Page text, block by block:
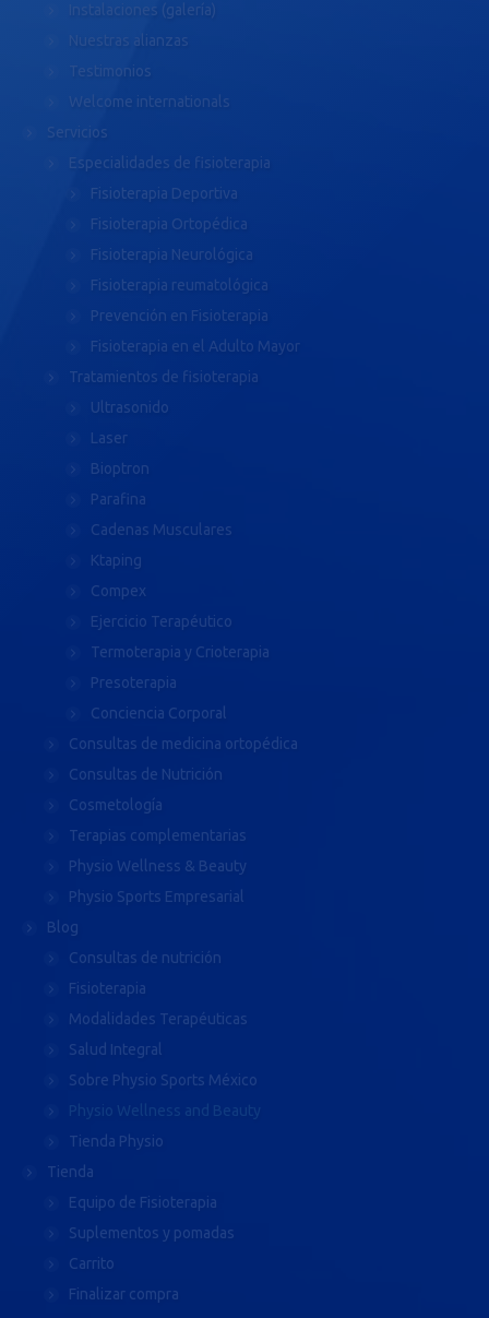
Instalaciones (galería)
Nuestras alianzas
Testimonios
Welcome internationals
Servicios
Especialidades de fisioterapia
Fisioterapia Deportiva
Fisioterapia Ortopédica
Fisioterapia Neurológica
Fisioterapia reumatológica
Prevención en Fisioterapia
Fisioterapia en el Adulto Mayor
Tratamientos de fisioterapia
Ultrasonido
Laser
Bioptron
Parafina
Cadenas Musculares
Ktaping
Compex
Ejercicio Terapéutico
Termoterapia y Crioterapia
Presoterapia
Conciencia Corporal
Consultas de medicina ortopédica
Consultas de Nutrición
Cosmetología
Terapias complementarias
Physio Wellness & Beauty
Physio Sports Empresarial
Blog
Consultas de nutrición
Fisioterapia
Modalidades Terapéuticas
Salud Integral
Sobre Physio Sports México
Physio Wellness and Beauty
Tienda Physio
Tienda
Equipo de Fisioterapia
Suplementos y pomadas
Carrito
Finalizar compra